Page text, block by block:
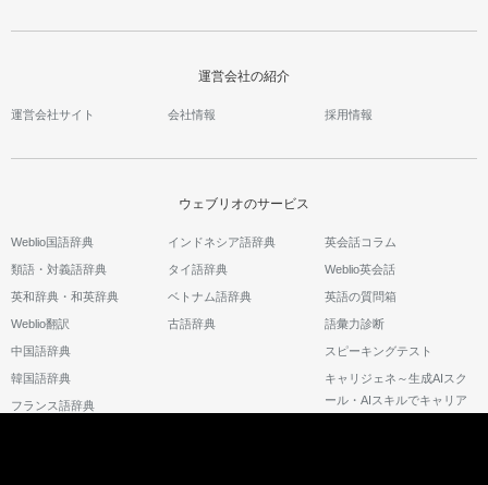
運営会社の紹介
運営会社サイト 会社情報 採用情報
ウェブリオのサービス
Weblio国語辞典
類語・対義語辞典
英和辞典・和英辞典
Weblio翻訳
中国語辞典
韓国語辞典
フランス語辞典
インドネシア語辞典
タイ語辞典
ベトナム語辞典
古語辞典
英会話コラム
Weblio英会話
英語の質問箱
語彙力診断
スピーキングテスト
キャリジェネ～生成AIスク
ール・AIスキルでキャリア